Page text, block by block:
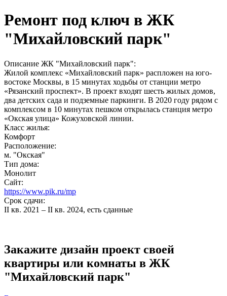
Ремонт под ключ в ЖК
"Михайловский парк"
Описание ЖК "Михайловский парк":
Жилой комплекс «Михайловский парк» распложен на юго-
востоке Москвы, в 15 минутах ходьбы от станции метро
«Рязанский проспект». В проект входят шесть жилых домов,
два детских сада и подземные паркинги. В 2020 году рядом с
комплексом в 10 минутах пешком открылась станция метро
«Окская улица» Кожуховской линии.
Класс жилья:
Комфорт
Расположение:
м. "Окская"
Тип дома:
Монолит
Сайт:
https://www.pik.ru/mp
Срок сдачи:
II кв. 2021 – II кв. 2024, есть сданные
Закажите дизайн проект своей
квартиры или комнаты в ЖК
"Михайловский парк"